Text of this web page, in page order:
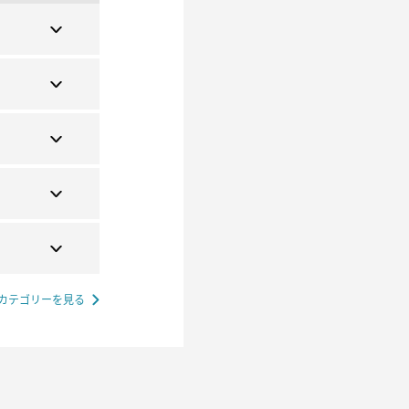
テゴリーを見る